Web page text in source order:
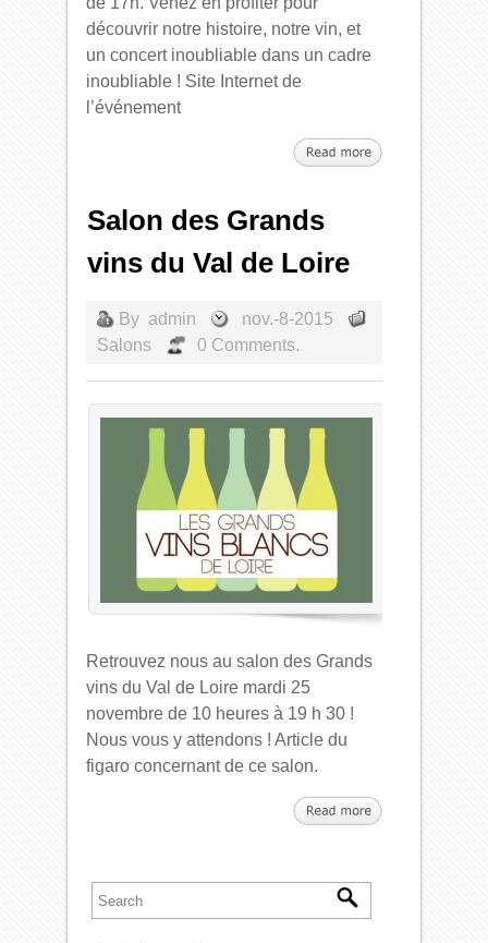
découvrir notre histoire, notre vin, et
un concert inoubliable dans un cadre
inoubliable ! Site Internet de
l’événement
Salon des Grands
vins du Val de Loire
By admin
nov.-8-2015
Salons
0 Comments.
Retrouvez nous au salon des Grands
vins du Val de Loire mardi 25
novembre de 10 heures à 19 h 30 !
Nous vous y attendons ! Article du
figaro concernant de ce salon.